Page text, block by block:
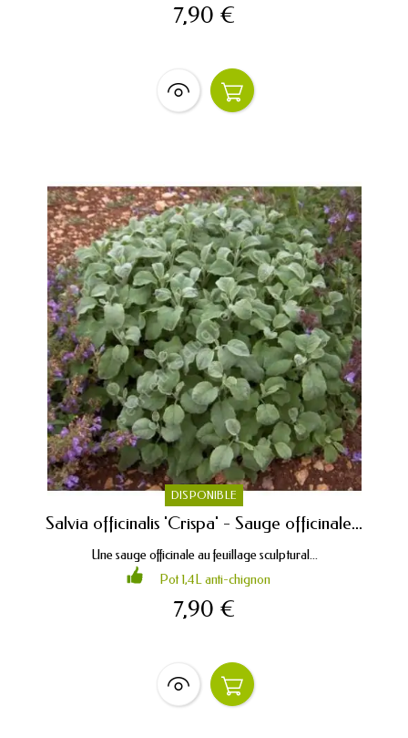
7,90 €
DISPONIBLE
Salvia officinalis 'Crispa' - Sauge officinale...
Une sauge officinale au feuillage sculptural...
Pot 1,4L anti-chignon
7,90 €